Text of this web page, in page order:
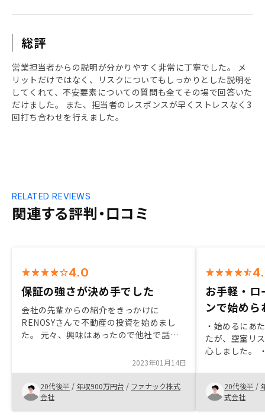
総評
営業担当者からの説明が分かりやすく非常に丁寧でした。 メ
リットだけではなく、リスクについてもしっかりとした説明を
してくれて、不安要素についての質問も全てその場で回答いた
だけました。 また、担当者のレスポンスが早くストレスなく3
回打ち合わせを行えました。
関連する評判・口コミ
RELATED REVIEWS
4.0
保証の強さが決め手でした
会社の先輩からの紹介をきっかけに
RENOSYさんで不動産の投資を始めまし
た。 元々、興味はあったので他社で話を
は保証が弱く、ハードルの高さを感じて断
念していました。対してRENOSYさんのプ
ランは保証が強く、不動産投資を始めやす
いと感じました。また、購入したい物件の
条件を提示した際の応答が早く、物件の比
2023年01月14日
20代後半 / 年収900万円台 / ファナック株式
会社
お手軽・ロ
ンで始めら
・始めるにあ
たが、空室リ
心しました。
・担当営業の
じました。
20代後半 /
式会社